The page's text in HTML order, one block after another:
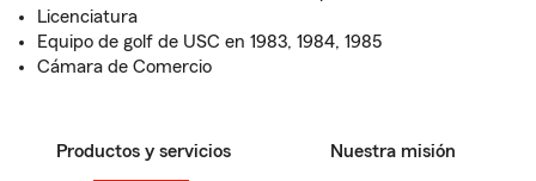
Licenciatura
Equipo de golf de USC en 1983, 1984, 1985
Cámara de Comercio
Productos y servicios Nuestra misión